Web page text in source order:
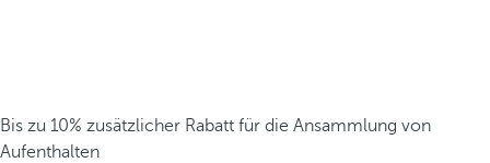
Bis zu 10% zusätzlicher Rabatt für die Ansammlung von
Aufenthalten